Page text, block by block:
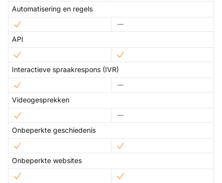
Automatisering en regels
API
Interactieve spraakrespons (IVR)
Videogesprekken
Onbeperkte geschiedenis
Onbeperkte websites